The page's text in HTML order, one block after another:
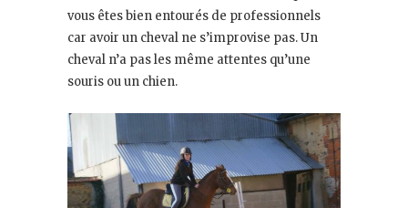
vous êtes bien entourés de professionnels
car avoir un cheval ne s’improvise pas. Un
cheval n’a pas les même attentes qu’une
souris ou un chien.